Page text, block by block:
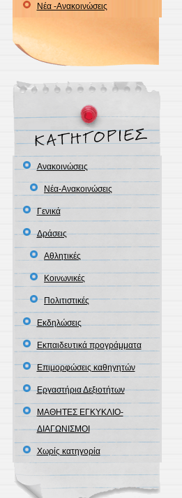
Νέα -Ανακοινώσεις
Ανακοινώσεις
Νέα-Ανακοινώσεις
Γενικά
Δράσεις
Αθλητικές
Κοινωνικές
Πολιτιστικές
Εκδηλώσεις
Εκπαιδευτικά προγράμματα
Επιμορφώσεις καθηγητών
Εργαστήρια Δεξιοτήτων
ΜΑΘΗΤΕΣ ΕΓΚΥΚΛΙΟ-
ΔΙΑΓΩΝΙΣΜΟΙ
Χωρίς κατηγορία